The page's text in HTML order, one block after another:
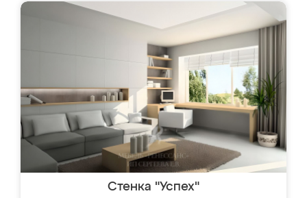
Стенка "Успех"